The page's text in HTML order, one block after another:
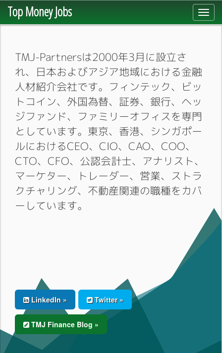
Top Money Jobs
TMJ-Partnersは2000年3月に設立さ
れ、日本およびアジア地域における金融
人材紹介会社です。フィンテック、ビッ
トコイン、外国為替、証券、銀行、ヘッ
ジファンド、ファミリーオフィスを専門
としています。東京、香港、シンガポー
ルにおけるCEO、CIO、CAO、COO、
CTO、CFO、公認会計士、アナリスト、
マーケター、トレーダー、営業、ストラ
クチャリング、不動産関連の職種をカバ
ーしています。
LinkedIn » Twitter »
TMJ Finance Blog »